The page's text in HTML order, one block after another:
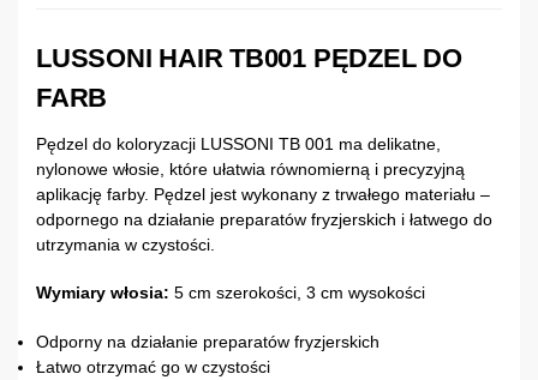
LUSSONI HAIR TB001 PĘDZEL DO
FARB
Pędzel do koloryzacji LUSSONI TB 001 ma delikatne,
nylonowe włosie, które ułatwia równomierną i precyzyjną
aplikację farby. Pędzel jest wykonany z trwałego materiału –
odpornego na działanie preparatów fryzjerskich i łatwego do
utrzymania w czystości.
Wymiary włosia: 5 cm szerokości, 3 cm wysokości
Odporny na działanie preparatów fryzjerskich
Łatwo otrzymać go w czystości